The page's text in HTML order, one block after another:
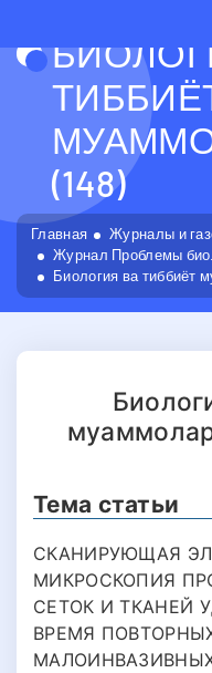
(148)
Главная
Журналы и
Журнал Проблемы
Биология ва тиббиёт
Тема статьи
СКАНИРУЮЩАЯ
МИКРОСКОПИЯ
СЕТОК И ТКАНЕЙ
ВРЕМЯ